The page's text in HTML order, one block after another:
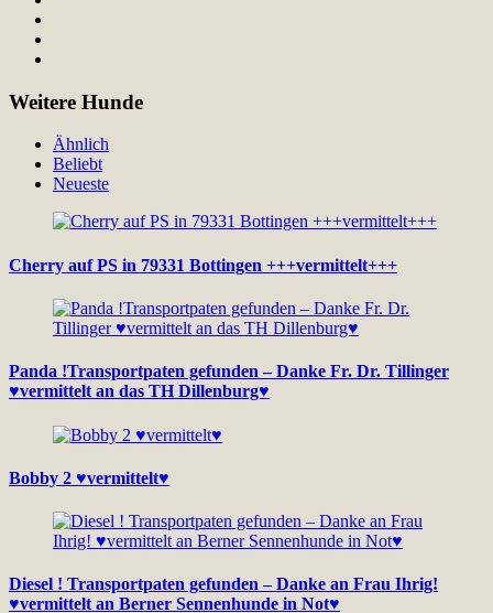
Weitere Hunde
Ähnlich
Beliebt
Neueste
Cherry auf PS in 79331 Bottingen +++vermittelt+++
Panda !Transportpaten gefunden – Danke Fr. Dr. Tillinger
♥vermittelt an das TH Dillenburg♥
Bobby 2 ♥vermittelt♥
Diesel ! Transportpaten gefunden – Danke an Frau Ihrig!
♥vermittelt an Berner Sennenhunde in Not♥